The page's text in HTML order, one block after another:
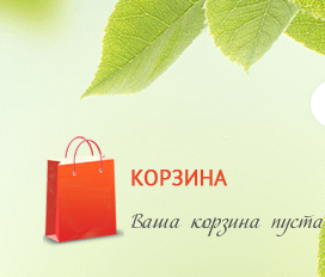
Ваша корзина пуста